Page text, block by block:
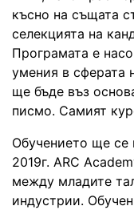
късно на същата
селекцията на
Програмата е
умения в сферата
ще бъде въз
писмо. Самият
Обучението ще се
2019г. ARC
между младите
индустрии.